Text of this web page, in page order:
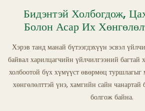
Бидэнтэй Холбогдож,
Болон Асар Их
Хэрэв танд манай бүтээгдэхүүн эсвэл
байвал харилцагчийн үйлчилгээний багтай
холбоотой бүх хүмүүст өвөрмөц туршлагыг
хөнгөлөлттэй үнэ, хамгийн сайн чанартай
болгож байна.